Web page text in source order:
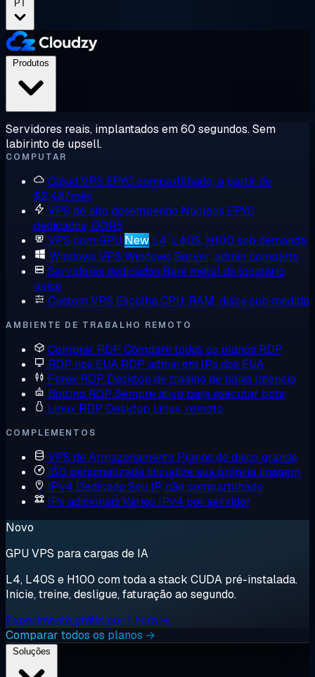
PT
Servidores reais, implantados em 60 segundos. Sem
labirinto de upsell.
COMPUTAR
Cloud VPS EPYC compartilhado, a partir de
$2,48/mês
VPS de alto desempenho Núcleos EPYC
dedicados, DDR5
VPS com GPU New L4, L40S, H100 sob demanda
Windows VPS Windows Server, admin completo
Servidores dedicados Bare metal de locatário
único
Custom VPS Escolha CPU, RAM, disco sob medida
AMBIENTE DE TRABALHO REMOTO
Comprar RDP Compare todos os planos RDP
RDP nos EUA RDP admin em IPs dos EUA
Forex RDP Desktop de trading de baixa latência
Botting RDP Sempre ativo para executar bots
Linux RDP Desktop Linux, remoto
COMPLEMENTOS
VPS de Armazenamento Planos de disco grande
ISO personalizada Inicialize sua própria imagem
IPv4 Dedicado Seu IP, não compartilhado
IPs adicionais Vários IPv4 por servidor
Novo
GPU VPS para cargas de IA
L4, L40S e H100 com toda a stack CUDA pré-instalada.
Inicie, treine, desligue, faturação ao segundo.
Experimente grátis por 1 hora →
Comparar todos os planos →